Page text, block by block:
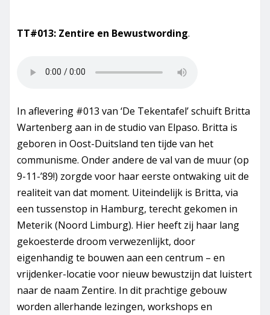
TT#013: Zentire en Bewustwording.
In aflevering #013 van ‘De Tekentafel’ schuift Britta
Wartenberg aan in de studio van Elpaso. Britta is
geboren in Oost-Duitsland ten tijde van het
communisme. Onder andere de val van de muur (op
9-11-’89!) zorgde voor haar eerste ontwaking uit de
realiteit van dat moment. Uiteindelijk is Britta, via
een tussenstop in Hamburg, terecht gekomen in
Meterik (Noord Limburg). Hier heeft zij haar lang
gekoesterde droom verwezenlijkt, door
eigenhandig te bouwen aan een centrum – en
vrijdenker-locatie voor nieuw bewustzijn dat luistert
naar de naam Zentire. In dit prachtige gebouw
worden allerhande lezingen, workshops en